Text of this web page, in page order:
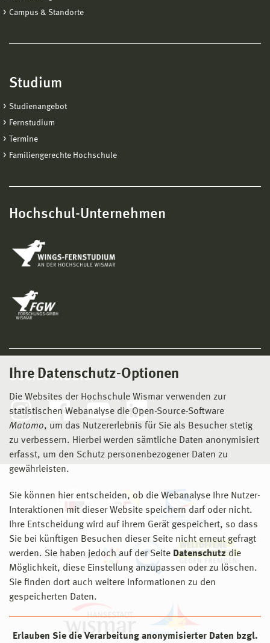
Ihre Datenschutz-Optionen
Die Websites der Hochschule Wismar verwenden zur
statistischen Webanalyse die Open-Source-Software
Matomo, um das Nutzererlebnis für Sie als Besucher stetig
zu verbessern. Hierbei werden sämtliche Daten anonymisiert
erfasst, um den Schutz personenbezogener Daten zu
gewährleisten.
Sie können hier entscheiden, ob die Webanalyse Ihre Nutzer-
Interaktionen mit dieser Website speichern darf oder nicht.
Ihre Entscheidung wird auf ihrem Gerät gespeichert, so dass
Sie bei künftigen Besuchen dieser Seite nicht erneut gefragt
werden. Sie haben jedoch auf der Seite Datenschutz die
Möglichkeit, diese Einstellung anzupassen oder zu löschen.
Sie finden dort auch weitere Informationen zu den
gespeicherten Daten.
Erlauben Sie die Verarbeitung anonymisierter Daten bzgl.
Campus & Standorte
Studium
Studienangebot
Fernstudium
Termine
Familiengerechte Hochschule
Hochschul-Unternehmen
Social Media